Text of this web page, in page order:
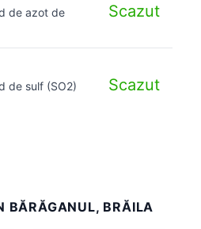
de azot de
Scazut
de sulf (SO2)
Scazut
BĂRĂGANUL, BRĂILA